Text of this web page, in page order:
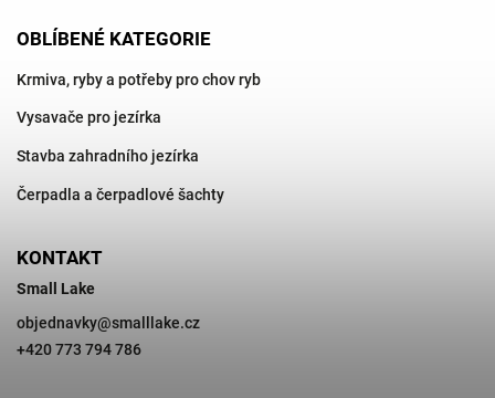
OBLÍBENÉ KATEGORIE
Krmiva, ryby a potřeby pro chov ryb
Vysavače pro jezírka
Stavba zahradního jezírka
Čerpadla a čerpadlové šachty
KONTAKT
Small Lake
objednavky@smalllake.cz
+420 773 794 786